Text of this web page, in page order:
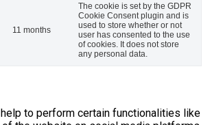
11 months
The cookie is set by the GDPR
Cookie Consent plugin and is
used to store whether or not
user has consented to the use
of cookies. It does not store
any personal data.
to perform certain functionalities like